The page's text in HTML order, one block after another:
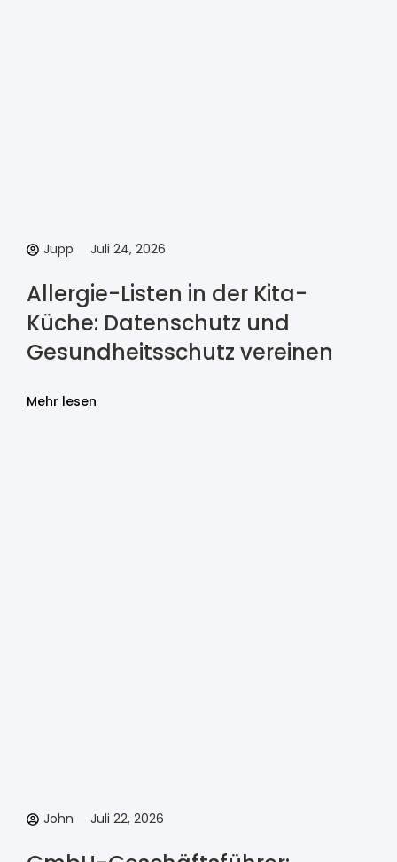
Jupp Juli 24, 2026
Allergie-Listen in der Kita-
Küche: Datenschutz und
Gesundheitsschutz vereinen
Mehr lesen
John Juli 22, 2026